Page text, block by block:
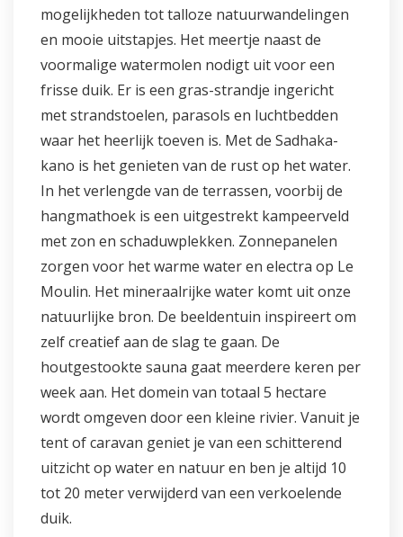
mogelijkheden tot talloze natuurwandelingen
en mooie uitstapjes. Het meertje naast de
voormalige watermolen nodigt uit voor een
frisse duik. Er is een gras-strandje ingericht
met strandstoelen, parasols en luchtbedden
waar het heerlijk toeven is. Met de Sadhaka-
kano is het genieten van de rust op het water.
In het verlengde van de terrassen, voorbij de
hangmathoek is een uitgestrekt kampeerveld
met zon en schaduwplekken. Zonnepanelen
zorgen voor het warme water en electra op Le
Moulin. Het mineraalrijke water komt uit onze
natuurlijke bron. De beeldentuin inspireert om
zelf creatief aan de slag te gaan. De
houtgestookte sauna gaat meerdere keren per
week aan. Het domein van totaal 5 hectare
wordt omgeven door een kleine rivier. Vanuit je
tent of caravan geniet je van een schitterend
uitzicht op water en natuur en ben je altijd 10
tot 20 meter verwijderd van een verkoelende
duik.